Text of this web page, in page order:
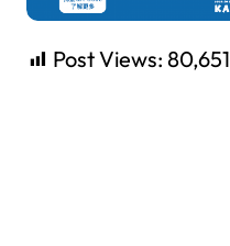
Post Views: 80,651